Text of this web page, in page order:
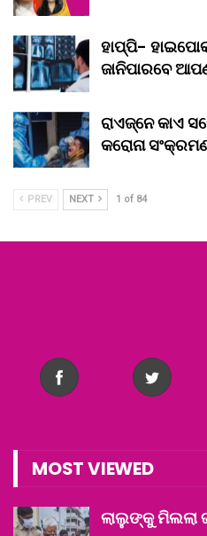
ହାପ୍ପି-
ଜାନିପାରବେ
ରାଏଜ୍‌ନେ କାଏ
କରୋନା
PREV NEXT 1 of 84
MOST VIEWED
ଲାଲୁଙ୍କୁ ମିଲଲା